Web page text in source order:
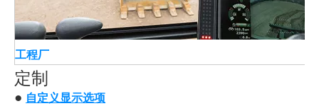
工程厂
定制
● 自定义显示选项